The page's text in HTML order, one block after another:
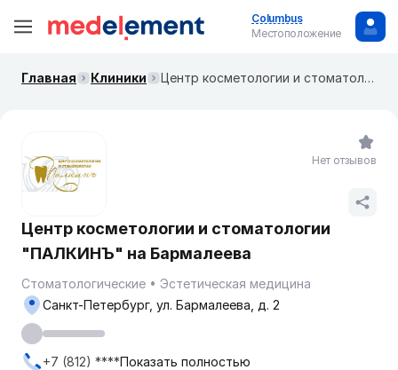
Columbus
Местоположение
Главная Клиники Центр косметологии и стоматологии "ПАЛКИНЪ" на Бармалеева
Центр косметологии и стоматологии
"ПАЛКИНЪ" на Бармалеева
Стоматологические Эстетическая медицина
Санкт-Петербург, ул. Бармалеева, д. 2
+7 (812) ****Показать полностью
Нет отзывов